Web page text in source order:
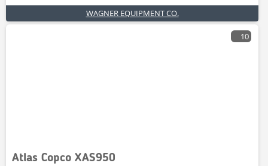
WAGNER EQUIPMENT CO.
10
Atlas Copco XAS950